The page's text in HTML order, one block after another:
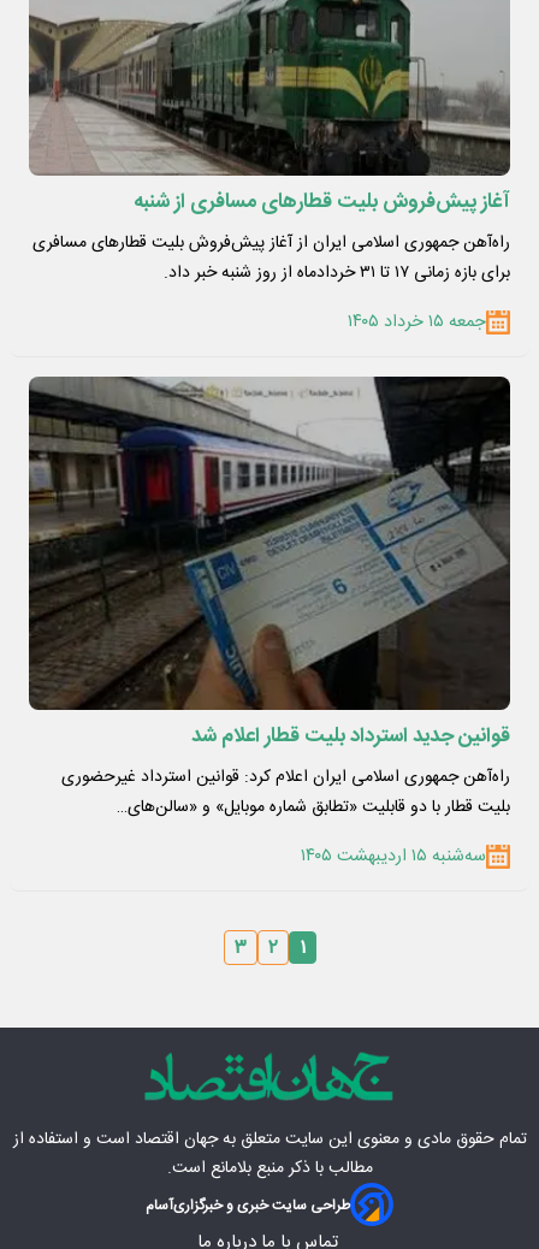
آغاز پیش‌فروش بلیت قطارهای مسافری از شنبه
راه‌آهن جمهوری اسلامی ایران از آغاز پیش‌فروش بلیت قطارهای مسافری
برای بازه زمانی ۱۷ تا ۳۱ خردادماه از روز شنبه خبر داد.
جمعه ۱۵ خرداد ۱۴۰۵
قوانین جدید استرداد بلیت قطار اعلام شد
راه‌آهن جمهوری اسلامی ایران اعلام کرد: قوانین استرداد غیرحضوری
بلیت قطار با دو قابلیت «تطابق شماره موبایل» و «سالن‌های…
سه‌شنبه ۱۵ اردیبهشت ۱۴۰۵
۱ ۲ ۳
تمام حقوق مادی‌ و معنوی این سایت متعلق بهجهان اقتصاد است و استفاده از
مطالب با ذکر منبع بلامانع است.
طراحی سایت خبری و خبرگزاریآسام
تماس با ما درباره ما